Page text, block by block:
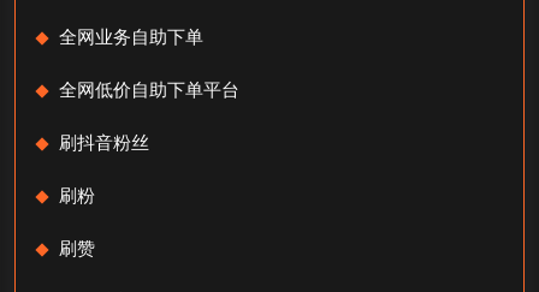
全网业务自助下单
全网低价自助下单平台
刷抖音粉丝
刷粉
刷赞